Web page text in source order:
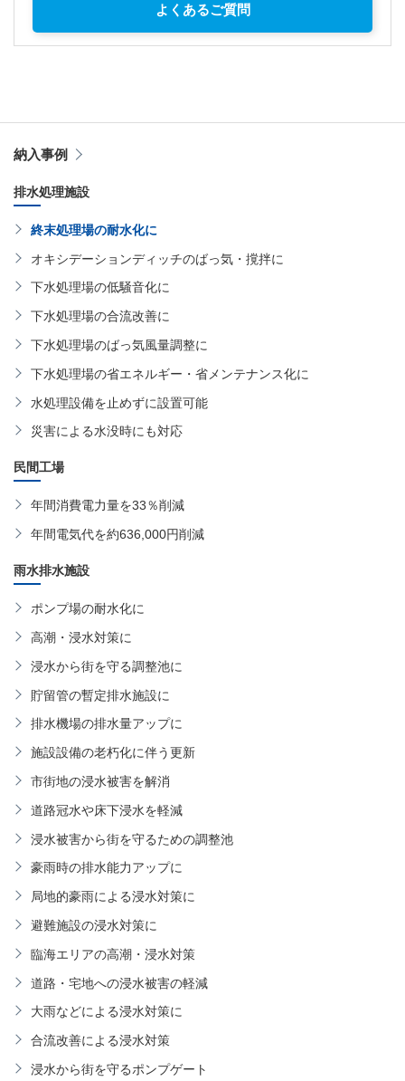
よくあるご質問
納入事例
排水処理施設
終末処理場の耐水化に
オキシデーションディッチのばっ気・撹拌に
下水処理場の低騒音化に
下水処理場の合流改善に
下水処理場のばっ気風量調整に
下水処理場の省エネルギー・省メンテナンス化に
水処理設備を止めずに設置可能
災害による水没時にも対応
民間工場
年間消費電力量を33％削減
年間電気代を約636,000円削減
雨水排水施設
ポンプ場の耐水化に
高潮・浸水対策に
浸水から街を守る調整池に
貯留管の暫定排水施設に
排水機場の排水量アップに
施設設備の老朽化に伴う更新
市街地の浸水被害を解消
道路冠水や床下浸水を軽減
浸水被害から街を守るための調整池
豪雨時の排水能力アップに
局地的豪雨による浸水対策に
避難施設の浸水対策に
臨海エリアの高潮・浸水対策
道路・宅地への浸水被害の軽減
大雨などによる浸水対策に
合流改善による浸水対策
浸水から街を守るポンプゲート